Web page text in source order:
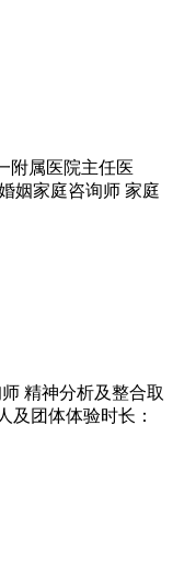
附属医院主任医
姻家庭咨询师 家庭
精神分析及整合取
及团体体验时长：